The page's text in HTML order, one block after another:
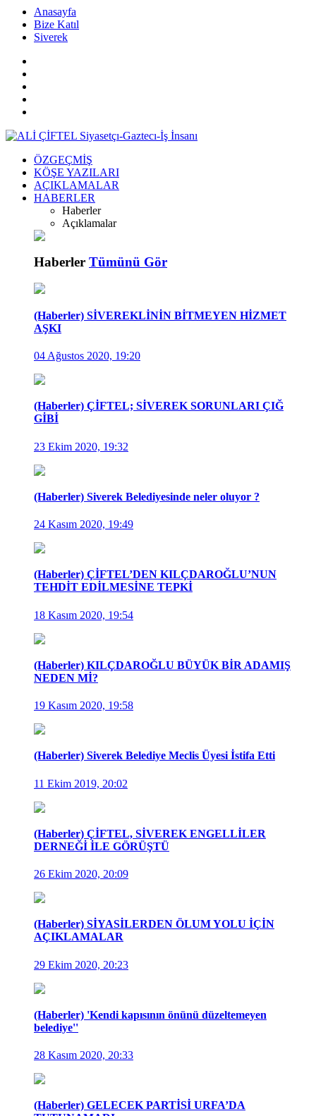
islami
sohbetler
kurumsal
bizim
mekan
çemberleme
makinası
islami
sohbetler
dini
chat
Anasayfa
Bize Katıl
Siverek
ÖZGEÇMİŞ
KÖŞE YAZILARI
AÇIKLAMALAR
HABERLER
Haberler
Açıklamalar
Haberler Tümünü Gör
(Haberler) SİVEREKLİNİN BİTMEYEN HİZMET
AŞKI
04 Ağustos 2020, 19:20
(Haberler) ÇİFTEL; SİVEREK SORUNLARI ÇIĞ
GİBİ
23 Ekim 2020, 19:32
(Haberler) Siverek Belediyesinde neler oluyor ?
24 Kasım 2020, 19:49
(Haberler) ÇİFTEL’DEN KILÇDAROĞLU’NUN
TEHDİT EDİLMESİNE TEPKİ
18 Kasım 2020, 19:54
(Haberler) KILÇDAROĞLU BÜYÜK BİR ADAMIŞ
NEDEN Mİ?
19 Kasım 2020, 19:58
(Haberler) Siverek Belediye Meclis Üyesi İstifa Etti
11 Ekim 2019, 20:02
(Haberler) ÇİFTEL, SİVEREK ENGELLİLER
DERNEĞİ İLE GÖRÜŞTÜ
26 Ekim 2020, 20:09
(Haberler) SİYASİLERDEN ÖLUM YOLU İÇİN
AÇIKLAMALAR
29 Ekim 2020, 20:23
(Haberler) 'Kendi kapısının önünü düzeltemeyen
belediye''
28 Kasım 2020, 20:33
(Haberler) GELECEK PARTİSİ URFA’DA